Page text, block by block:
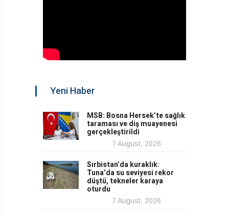
Yeni Haber
MSB: Bosna Hersek’te sağlık
taraması ve diş muayenesi
gerçekleştirildi
7 August, 2026
Sırbistan’da kuraklık:
Tuna’da su seviyesi rekor
düştü, tekneler karaya
oturdu
7 August, 2026